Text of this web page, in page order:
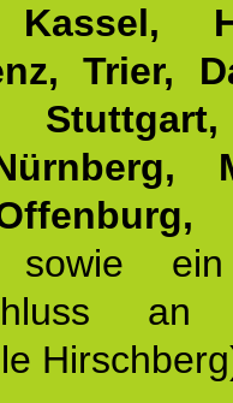
Kassel,
Trier,
ein